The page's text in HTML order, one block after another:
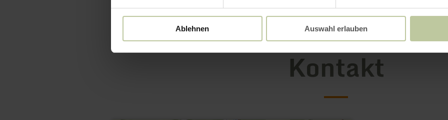
Ablehnen Auswahl erlauben
Kontakt